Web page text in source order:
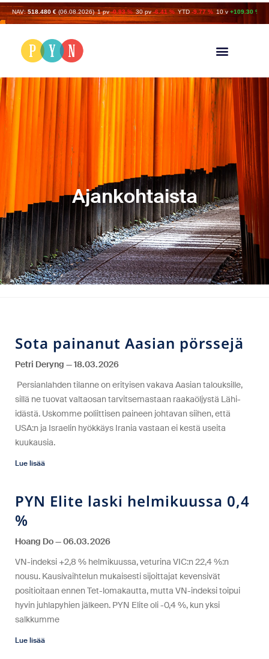
NAV: 518.480 € (06.08.2026) 1 pv -0.93 % 30 pv -6.41 % YTD -9.77 % 10 v +109.30 %
Ajankohtaista
Sota painanut Aasian pörssejä
Petri Deryng
18.03.2026
Persianlahden tilanne on erityisen vakava Aasian talouksille,
sillä ne tuovat valtaosan tarvitsemastaan raakaöljystä Lähi-
idästä. Uskomme poliittisen paineen johtavan siihen, että
USA:n ja Israelin hyökkäys Irania vastaan ei kestä useita
kuukausia.
Lue lisää
PYN Elite laski helmikuussa 0,4
%
Hoang Do
06.03.2026
VN-indeksi +2,8 % helmikuussa, veturina VIC:n 22,4 %:n
nousu. Kausivaihtelun mukaisesti sijoittajat kevensivät
positioitaan ennen Tet-lomakautta, mutta VN-indeksi toipui
hyvin juhlapyhien jälkeen. PYN Elite oli -0,4 %, kun yksi
salkkumme
Lue lisää